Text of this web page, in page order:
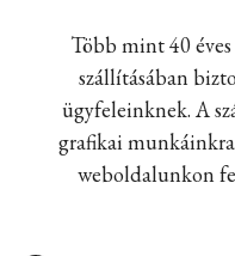
Több mint 40
szállításában
ügyfeleinknek. A
grafikai
weboldalunkon